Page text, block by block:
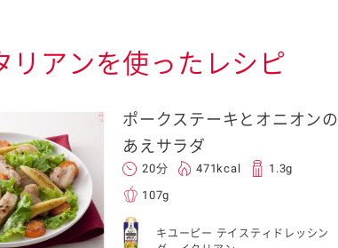
アンを使ったレシピ
ポークステーキとオニオンの
あえサラダ
20分 471kcal
1.3g
107g
キユーピー テイスティドレッシン